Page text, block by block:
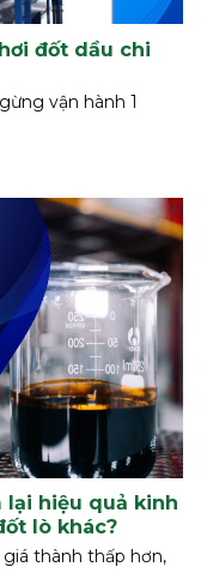
đốt dầu chi
vận hành 1
lại hiệu quả kinh
lò khác?
giá thành thấp hơn,